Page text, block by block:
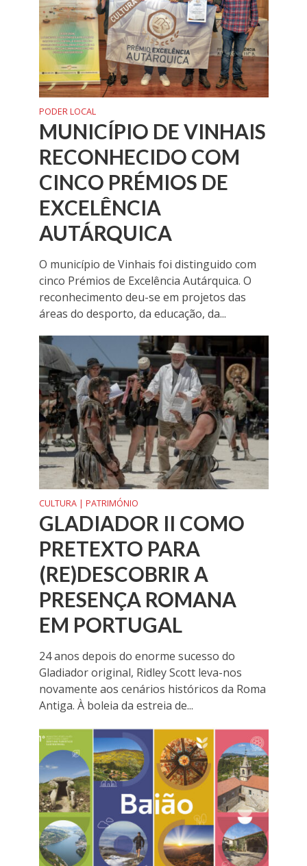
PODER LOCAL
MUNICÍPIO DE VINHAIS
RECONHECIDO COM
CINCO PRÉMIOS DE
EXCELÊNCIA
AUTÁRQUICA
O município de Vinhais foi distinguido com
cinco Prémios de Excelência Autárquica. O
reconhecimento deu-se em projetos das
áreas do desporto, da educação, da...
CULTURA | PATRIMÓNIO
GLADIADOR II COMO
PRETEXTO PARA
(RE)DESCOBRIR A
PRESENÇA ROMANA
EM PORTUGAL
24 anos depois do enorme sucesso do
Gladiador original, Ridley Scott leva-nos
novamente aos cenários históricos da Roma
Antiga. À boleia da estreia de...